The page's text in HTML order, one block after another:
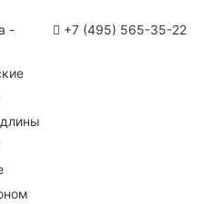
- +7 (495) 565-35-22